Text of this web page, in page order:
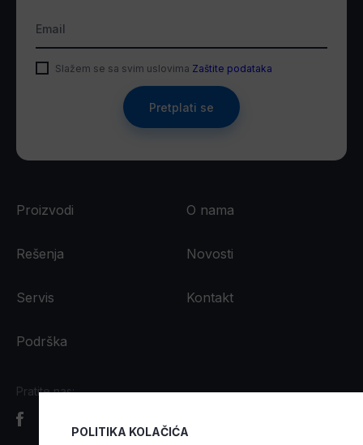
Proizvodi
Rešenja
Servis
Podrška
O nama
Novosti
Kontakt
Pratite nas:
Email
Slažem se sa svim uslovima Zaštite podataka
Pretplati se
POLITIKA KOLAČIĆA